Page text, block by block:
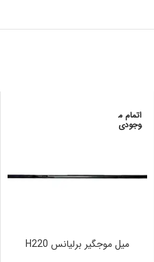
اتمام م
وجودی
میل موجگیر برلیانس H220